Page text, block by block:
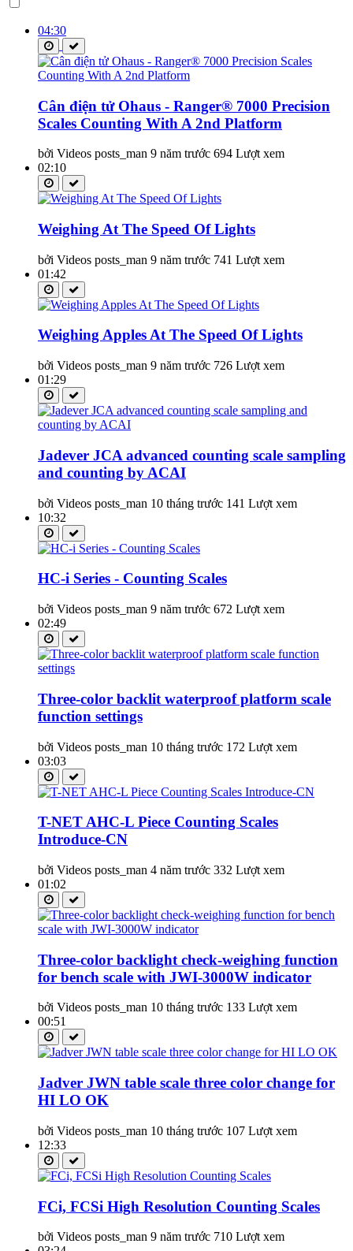
04:30
Cân điện tử Ohaus - Ranger® 7000 Precision
Scales Counting With A 2nd Platform
bởi Videos posts_man 9 năm trước 694 Lượt xem
02:10
Weighing At The Speed Of Lights
bởi Videos posts_man 9 năm trước 741 Lượt xem
01:42
Weighing Apples At The Speed Of Lights
bởi Videos posts_man 9 năm trước 726 Lượt xem
01:29
Jadever JCA advanced counting scale sampling
and counting by ACAI
bởi Videos posts_man 10 tháng trước 141 Lượt xem
10:32
HC-i Series - Counting Scales
bởi Videos posts_man 9 năm trước 672 Lượt xem
02:49
Three-color backlit waterproof platform scale
function settings
bởi Videos posts_man 10 tháng trước 172 Lượt xem
03:03
T-NET AHC-L Piece Counting Scales
Introduce-CN
bởi Videos posts_man 4 năm trước 332 Lượt xem
01:02
Three-color backlight check-weighing function
for bench scale with JWI-3000W indicator
bởi Videos posts_man 10 tháng trước 133 Lượt xem
00:51
Jadver JWN table scale three color change for
HI LO OK
bởi Videos posts_man 10 tháng trước 107 Lượt xem
12:33
FCi, FCSi High Resolution Counting Scales
bởi Videos posts_man 9 năm trước 710 Lượt xem